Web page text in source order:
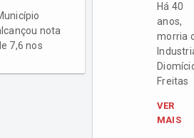
nota
7,6 nos
nos anos
Há 40
anos,
morria
Freitas
VER
MAIS